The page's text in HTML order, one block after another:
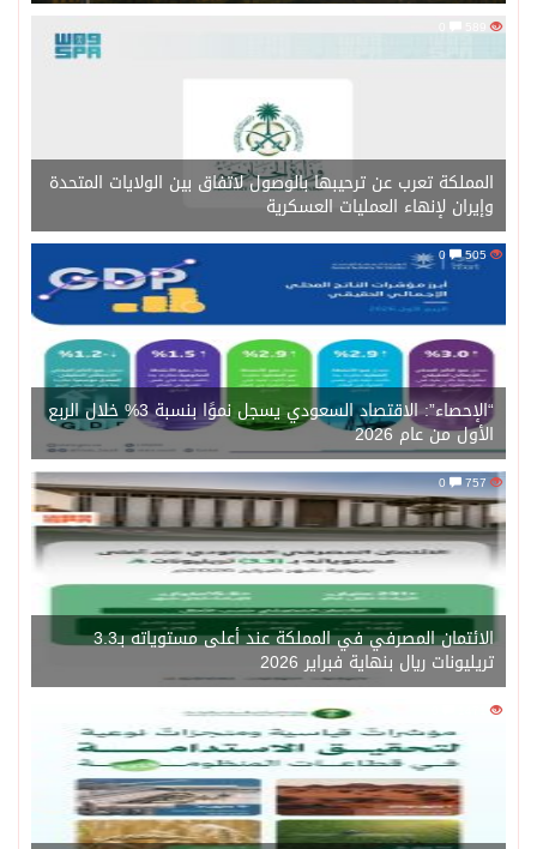
589
المملكة تعرب عن ترحيبها بالوصول لاتفاق بين الولايات المتحدة
وإيران لإنهاء العمليات العسكرية
505
“الإحصاء”: الاقتصاد السعودي يسجل نموًا بنسبة 3% خلال الربع
الأول من عام 2026
757
0
الائتمان المصرفي في المملكة عند أعلى مستوياته بـ3.3
تريليونات ريال بنهاية فبراير 2026
1471